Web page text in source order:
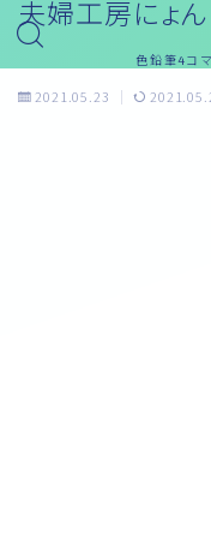
夫婦工房にょ
色鉛筆4コ
2021.05.23